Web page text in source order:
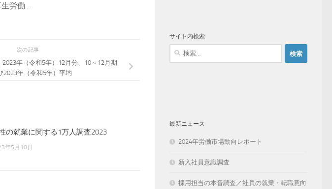
労働...
次の記事
年（令和5年）12月分、10～12月期
2023年（令和5年）平均
の就業に関する1万人調査2023
年5月10日
サイト内検索
検
最新ニュース
2024年労働市場動向レポート
新入社員意識調査
採用担当の本音調査／社員の就業・転職意向